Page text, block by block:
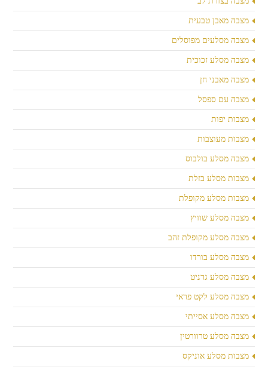
מצבה מאבן טבעית
מצבה מסלעים מפוסלים
מצבה מסלע זכוכית
מצבה מאבני חן
מצבה עם ספסל
מצבות יפות
מצבות מעוצבות
מצבה מסלע בולבוס
מצבות מסלע בזלת
מצבות מסלע מקופלת
מצבה מסלע שוויץ
מצבה מסלע מקופלת זהב
מצבה מסלע בורדו
מצבה מסלע גרניט
מצבה מסלע לקט פראי
מצבה מסלע אסייתי
מצבה מסלע טרוורטין
מצבות מסלע אוניקס